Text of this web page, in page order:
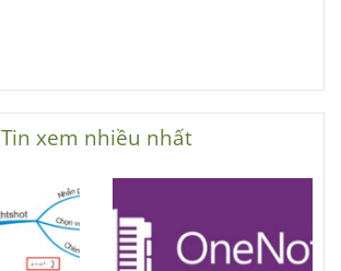
Tin xem nhiều nhất